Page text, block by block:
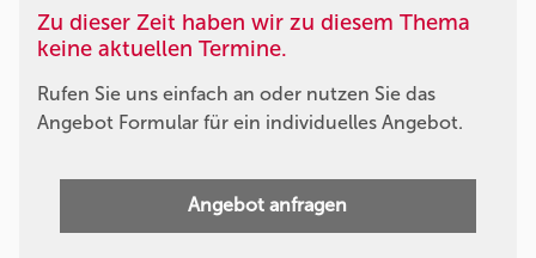
Zu dieser Zeit haben wir zu diesem Thema
keine aktuellen Termine.
Rufen Sie uns einfach an oder nutzen Sie das
Angebot Formular für ein individuelles Angebot.
Angebot anfragen